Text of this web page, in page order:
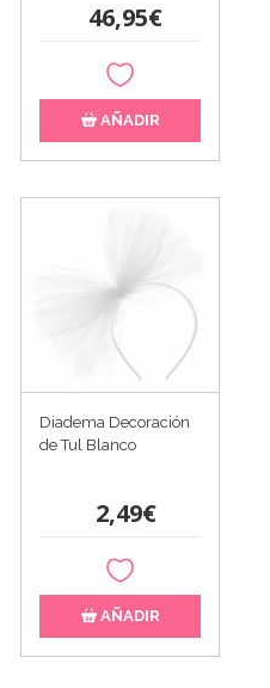
46,95€
AÑADIR
Diadema Decoración
de Tul Blanco
2,49€
AÑADIR